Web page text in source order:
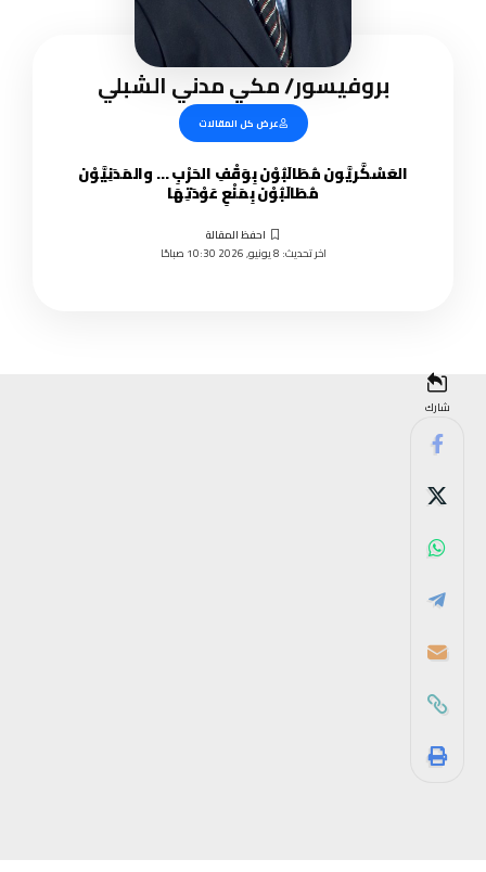
بروفيسور/ مكي مدني الشبلي
عرض كل المقالات
العَسْكَّريَّون مُطَالَبُوْن بِوَقْفِ الحَرْبِ … والمَدَنِيَّوْن
مُطَالَبُوْن بِمَنْعِ عَوْدَتِهَا
اخر تحديث: 8 يونيو, 2026 10:30 صباحًا
شارك